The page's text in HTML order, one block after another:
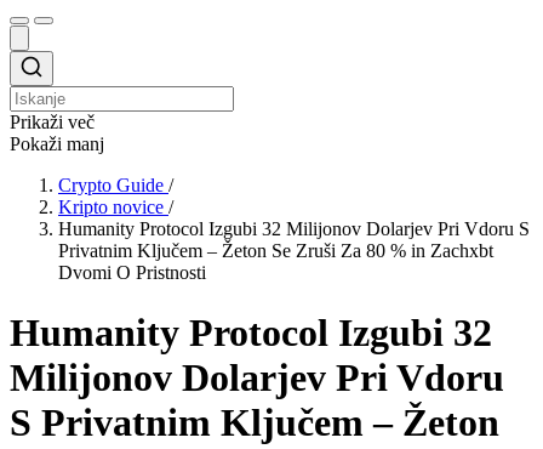
Prikaži več
Pokaži manj
Crypto Guide /
Kripto novice /
Humanity Protocol Izgubi 32 Milijonov Dolarjev Pri Vdoru S
Privatnim Ključem – Žeton Se Zruši Za 80 % in Zachxbt
Dvomi O Pristnosti
Humanity Protocol Izgubi 32
Milijonov Dolarjev Pri Vdoru
S Privatnim Ključem – Žeton